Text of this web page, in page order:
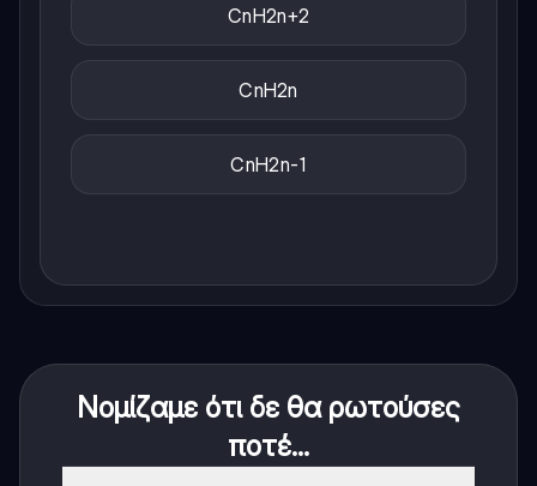
CnH2n+2
CnH2n
CnH2n-1
Νομίζαμε ότι δε θα ρωτούσες
ποτέ...